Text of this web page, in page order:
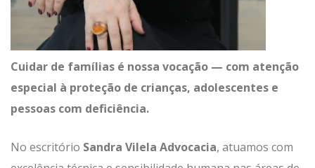
Cuidar de famílias é nossa vocação — com atenção
especial à proteção de crianças, adolescentes e
pessoas com deficiência.
No escritório Sandra Vilela Advocacia, atuamos com